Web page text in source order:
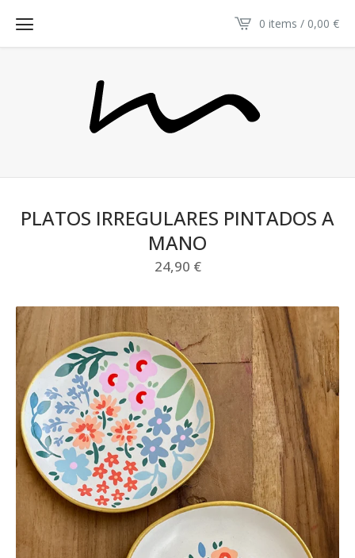
0 items / 0,00 €
PLATOS IRREGULARES PINTADOS A
MANO
24,90 €